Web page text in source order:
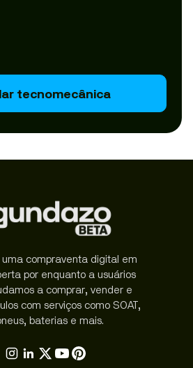
tecnomecânica
compraventa digital em
por enquanto a usuários
a comprar, vender e
com serviços como SOAT,
baterias e mais.